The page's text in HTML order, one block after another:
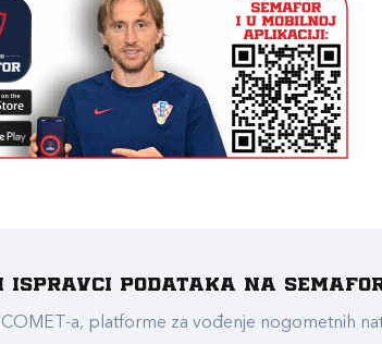
podataka na
a, platforme za vođenje nogometnih